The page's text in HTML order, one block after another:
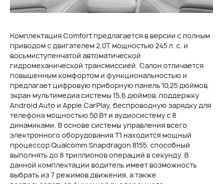
Комплектация Comfort предлагается в версии с полным
приводом с двигателем 2,0Т мощностью 245 л. с. и
восьмиступенчатой автоматической
гидромеханической трансмиссией. Салон отличается
повышенным комфортом и функциональностью и
предлагает цифровую приборную панель 10,25 дюймов,
экран мультимедиа системы 15,6 дюймов, поддержку
Android Auto и Apple CarPlay, беспроводную зарядку для
телефона мощностью 50 Вт и аудиосистему с 8
динамиками. В основе системы управления всего
электронного оборудования Т1 находится мощный
процессор Qualcomm Snapdragon 8155, способный
выполнять до 8 триллионов операций в секунду. В
данной комплектации водитель имеет возможность
выбрать из 7 режимов движения, а также